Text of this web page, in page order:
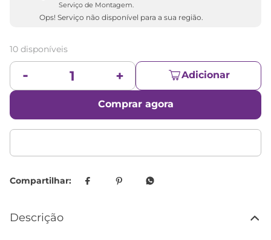
Serviço de Montagem.
Ops! Serviço não disponível para a sua região.
10 disponíveis
Adicionar
Comprar agora
Descrição